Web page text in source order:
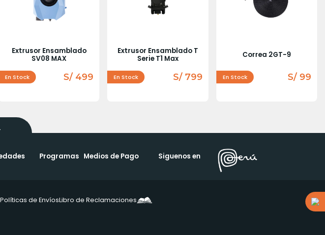
Extrusor Ensamblado
SV08 MAX
En Stock S/ 499
Extrusor Ensamblado T
Serie T1 Max
En Stock S/ 799
Correa 2GT-9
En Stock S/ 99
Programas Medios de Pago Siguenos en
Políticas de EnvíosLibro de Reclamaciones